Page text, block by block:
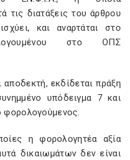
τις διατάξεις του άρθρου
και αναρτάται στο
στο ΟΠΣ
εκδίδεται πράξη
υπόδειγμα 7 και
φορολογούμενος.
η φορολογητέα αξία
δικαιωμάτων δεν είναι